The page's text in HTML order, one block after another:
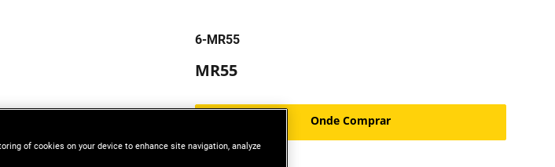
6-MR55
MR55
Onde Comprar
of cookies on your device to enhance site navigation, analyze